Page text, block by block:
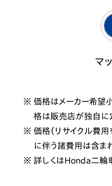
マ
※ 価格はメーカー希望
格は販売店が独自に
※ 価格（リサイクル費用
に伴う諸費用は含ま
※ 詳しくはHonda二輪